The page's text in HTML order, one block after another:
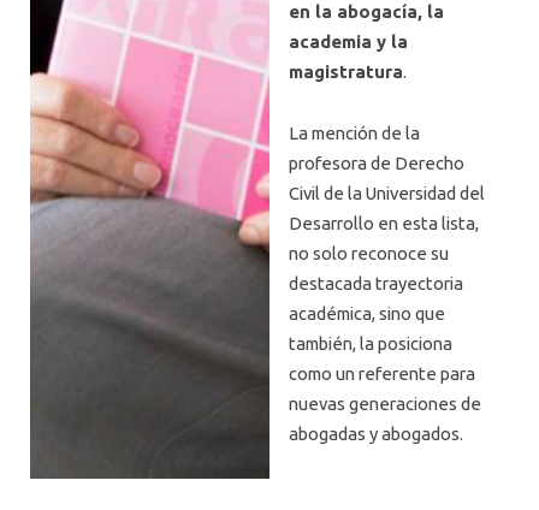
en la abogacía, la
academia y la
magistratura.
La mención de la
profesora de Derecho
Civil de la Universidad del
Desarrollo en esta lista,
no solo reconoce su
destacada trayectoria
académica, sino que
también, la posiciona
como un referente para
nuevas generaciones de
abogadas y abogados.